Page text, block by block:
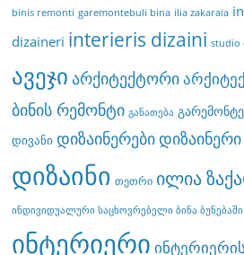
binis remonti garemontebuli bina ilia zakaraia
dizaineri interieris dizaini studio
ავეჯი არქიტექტორი
ბინის რემონტი განათება
დივანი დიზაინერებიდიზაინერი
დიზაინი თეთრი ილია
ინდივიდუალური საცხოვრებელი ბინა ბუნებაში
ინტერიერი ინტერიერის